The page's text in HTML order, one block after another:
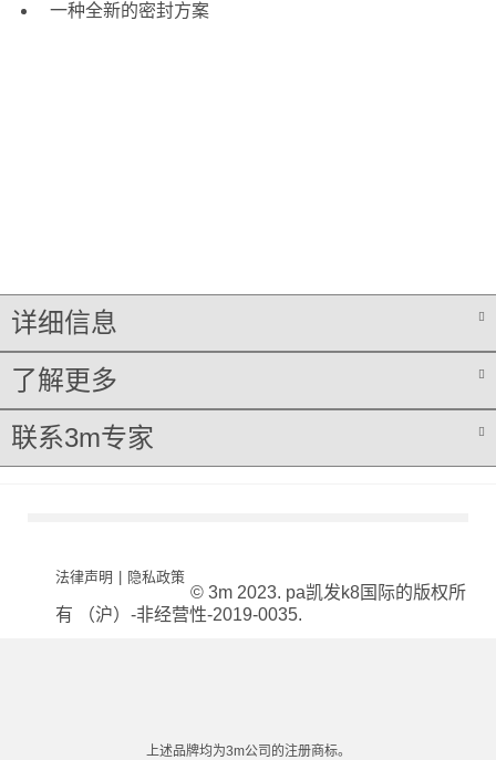
一种全新的密封方案
详细信息
了解更多
联系3m专家
法律声明 | 隐私政策
© 3m 2023. pa凯发k8国际的版权所
有 （沪）-非经营性-2019-0035.
上述品牌均为3m公司的注册商标。